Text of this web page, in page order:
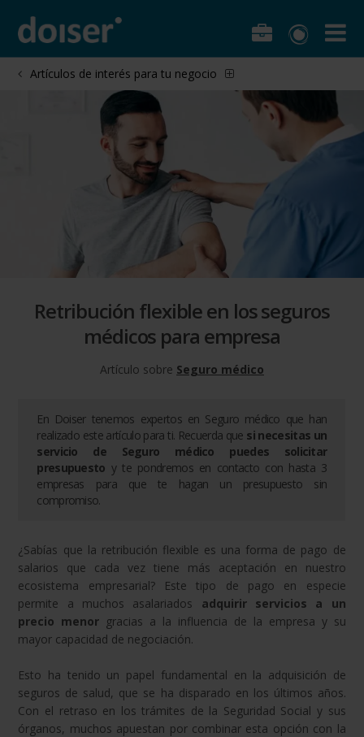
Artículos de interés para tu negocio
Retribución flexible en los seguros
médicos para empresa
Artículo sobre Seguro médico
En Doiser tenemos expertos en Seguro médico que han
realizado este artículo para ti. Recuerda que si necesitas un
servicio de Seguro médico puedes solicitar
presupuesto y te pondremos en contacto con hasta 3
empresas para que te hagan un presupuesto sin
compromiso.
¿Sabías que la retribución flexible es una forma de pago de
salarios que cada vez tiene más aceptación en nuestro
ecosistema empresarial? Este tipo de pago en especie
permite a muchos asalariados adquirir servicios a un
precio menor gracias a la influencia de la empresa y su
mayor capacidad de negociación.
Esto ha tenido un papel fundamental en la adquisición de
seguros de salud, que se ha disparado en los últimos años.
Con el retraso en los trámites de la Seguridad Social y sus
órganos, muchos apuestan por combinar esta opción con la